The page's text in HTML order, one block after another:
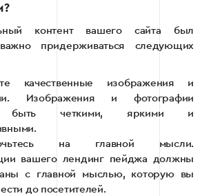
контент вашего сайта был
придерживаться следующих
качественные изображения и
Изображения и фотографии
быть четкими, яркими и
на главной мысли.
вашего лендинг пейджа должны
с главной мыслью, которую вы
до посетителей.